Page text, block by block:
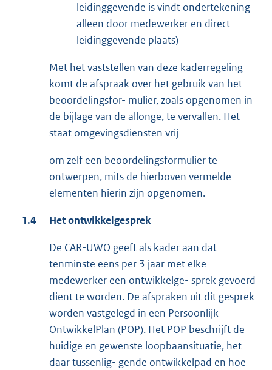
leidinggevende is vindt ondertekening
alleen door medewerker en direct
leidinggevende plaats)
Met het vaststellen van deze kaderregeling
komt de afspraak over het gebruik van het
beoordelingsfor- mulier, zoals opgenomen in
de bijlage van de allonge, te vervallen. Het
staat omgevingsdiensten vrij
om zelf een beoordelingsformulier te
ontwerpen, mits de hierboven vermelde
elementen hierin zijn opgenomen.
1.4 Hetontwikkelgesprek
De CAR-UWO geeft als kader aan dat
tenminste eens per 3 jaar met elke
medewerker een ontwikkelge- sprek gevoerd
dient te worden. De afspraken uit dit gesprek
worden vastgelegd in een Persoonlijk
OntwikkelPlan (POP). Het POP beschrijft de
huidige en gewenste loopbaansituatie, het
daar tussenlig- gende ontwikkelpad en hoe